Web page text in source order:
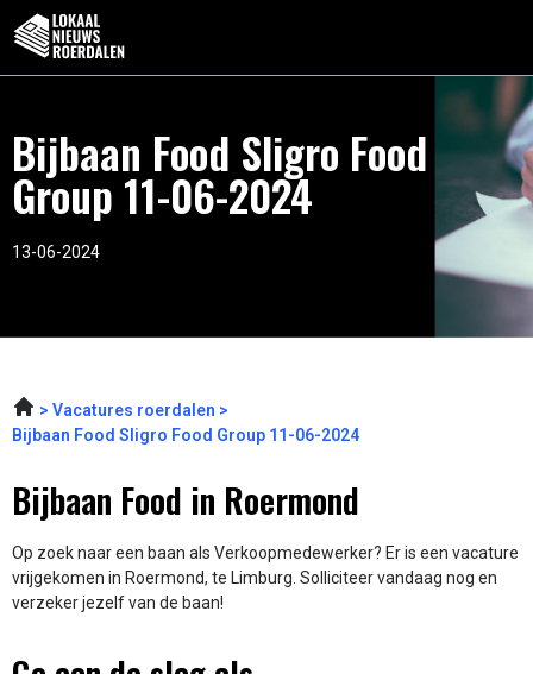
Bijbaan Food Sligro Food
Group 11-06-2024
13-06-2024
Vacatures roerdalen
Bijbaan Food Sligro Food Group 11-06-2024
Bijbaan Food in Roermond
Op zoek naar een baan als Verkoopmedewerker? Er is een vacature
vrijgekomen in Roermond, te Limburg. Solliciteer vandaag nog en
verzeker jezelf van de baan!